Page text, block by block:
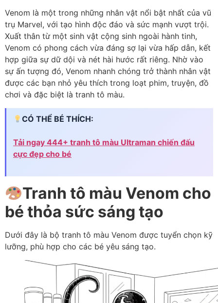
Venom là một trong những nhân vật nổi bật nhất của vũ
trụ Marvel, với tạo hình độc đáo và sức mạnh vượt trội.
Xuất thân từ một sinh vật cộng sinh ngoài hành tinh,
Venom có phong cách vừa đáng sợ lại vừa hấp dẫn, kết
hợp giữa sự dữ dội và nét hài hước rất riêng. Nhờ vào
sự ấn tượng đó, Venom nhanh chóng trở thành nhân vật
được các bạn nhỏ yêu thích trong loạt phim, truyện, đồ
chơi và đặc biệt là tranh tô màu.
CÓ THỂ BÉ THÍCH:
Tải ngay 444+ tranh tô màu Ultraman chiến đấu
cực đẹp cho bé
Tranh tô màu Venom cho
bé thỏa sức sáng tạo
Dưới đây là bộ tranh tô màu Venom được tuyển chọn kỹ
lưỡng, phù hợp cho các bé yêu sáng tạo.